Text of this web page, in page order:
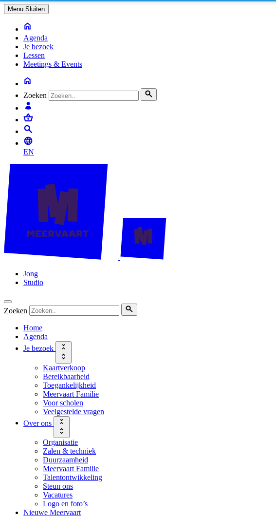
Menu Sluiten
Agenda
Je bezoek
Lessen
Meetings & Events
Zoeken
EN
Jong
Studio
Zoeken
Home
Agenda
Je bezoek
Kaartverkoop
Bereikbaarheid
Toegankelijkheid
Meervaart Familie
Voor scholen
Veelgestelde vragen
Over ons
Organisatie
Zalen & techniek
Duurzaamheid
Meervaart Familie
Talentontwikkeling
Steun ons
Vacatures
Logo en foto’s
Nieuwe Meervaart